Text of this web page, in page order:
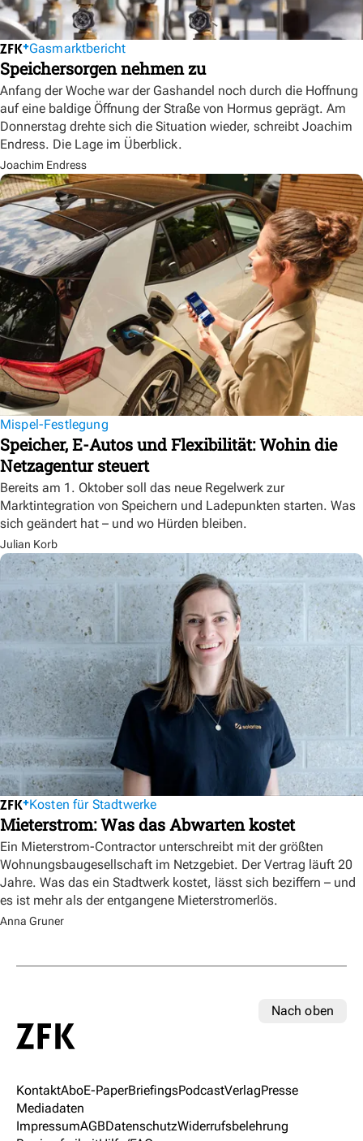
Gasmarktbericht
Speichersorgen nehmen zu
Anfang der Woche war der Gashandel noch durch die Hoffnung
auf eine baldige Öffnung der Straße von Hormus geprägt. Am
Donnerstag drehte sich die Situation wieder, schreibt Joachim
Endress. Die Lage im Überblick.
Joachim Endress
Mispel-Festlegung
Speicher, E-Autos und Flexibilität: Wohin die
Netzagentur steuert
Bereits am 1. Oktober soll das neue Regelwerk zur
Marktintegration von Speichern und Ladepunkten starten. Was
sich geändert hat – und wo Hürden bleiben.
Julian Korb
Kosten für Stadtwerke
Mieterstrom: Was das Abwarten kostet
Ein Mieterstrom-Contractor unterschreibt mit der größten
Wohnungsbaugesellschaft im Netzgebiet. Der Vertrag läuft 20
Jahre. Was das ein Stadtwerk kostet, lässt sich beziffern – und
es ist mehr als der entgangene Mieterstromerlös.
Anna Gruner
Nach oben
KontaktAboE-PaperBriefingsPodcastVerlagPresse
Mediadaten
ImpressumAGBDatenschutzWiderrufsbelehrung